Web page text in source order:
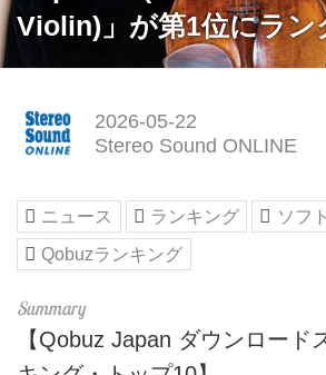
Violin)」が第1位にラン
2026-05-22
Stereo Sound ONLINE
ニュース ランキング
ソフト
Qobuzランキング
【Qobuz Japan ダウンロード